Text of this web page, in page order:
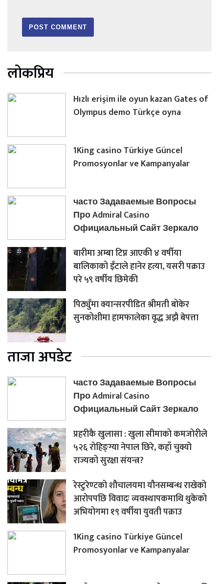
लोकप्रिय
Hızlı erişim ile oyun kazan Gates of
Olympus demo Türkçe oyna
1King casino Türkiye Güncel
Promosyonlar ve Kampanyalar
часто Задаваемые Вопросы
Про Admiral Casino
Официальный Сайт Зеркало
बारीमा अम्बा टिप्न आएकी ४ वर्षीया
बालिकाको इँटाले हानेर हत्या, यसरी पक्राउ
परे ५९ वर्षीय छिमेकी
पिठ्युँमा क्यान्सरपीडित श्रीमती बोकेर
सुनकोशीमा हामफालेका वृद्ध अझै बेपत्ता
ताजा अपडेट
часто Задаваемые Вопросы
Про Admiral Casino
Официальный Сайт Зеркало
प्रहरीकै खुलासा : खुला सीमाको कमजोरीले
५२६ रोहिङ्ग्या नेपाल छिरे, कहाँ चुक्यो
राज्यको सुरक्षा संयन्त्र?
रेस्टुरेण्टको शौचालयमा यौनसम्बन्ध राखेको
आरोपपछि विवादः व्यवस्थापकमाथि थुकेको
अभियोगमा १९ वर्षीया युवती पक्राउ
1King casino Türkiye Güncel
Promosyonlar ve Kampanyalar